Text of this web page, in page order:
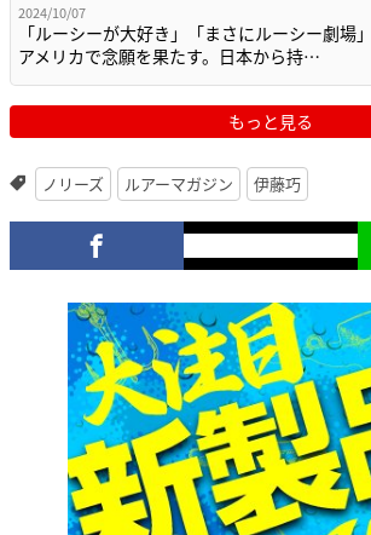
2024/10/07
「ルーシーが大好き」「まさにルーシー劇場」
アメリカで念願を果たす。日本から持…
もっと見る
ノリーズ ルアーマガジン 伊藤巧